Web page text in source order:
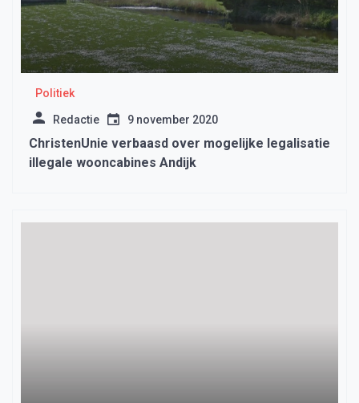
Politiek
Redactie 9 november 2020
ChristenUnie verbaasd over mogelijke legalisatie
illegale wooncabines Andijk